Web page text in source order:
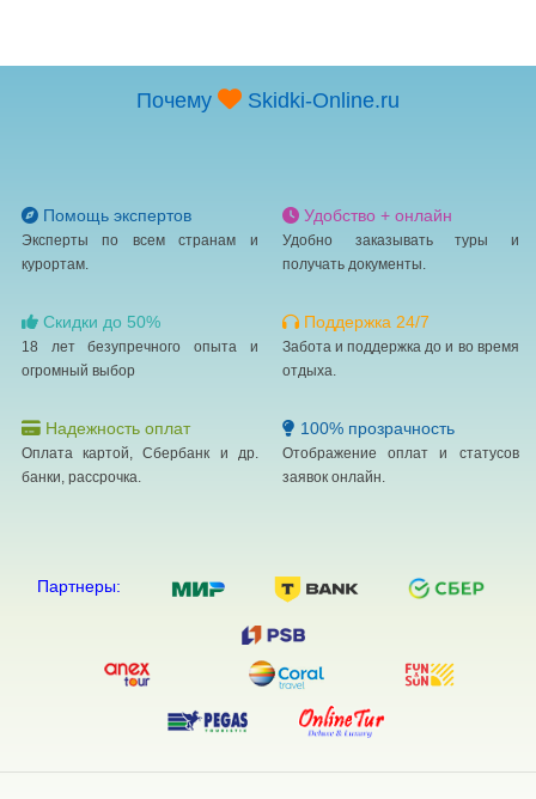
Почему Skidki-Online.ru
Помощь экспертов
Эксперты по всем странам и
курортам.
Удобство + онлайн
Удобно заказывать туры и
получать документы.
Скидки до 50%
18 лет безупречного опыта и
огромный выбор
Поддержка 24/7
Забота и поддержка до и во время
отдыха.
Надежность оплат
Оплата картой, Сбербанк и др.
банки, рассрочка.
100% прозрачность
Отображение оплат и статусов
заявок онлайн.
Партнеры: